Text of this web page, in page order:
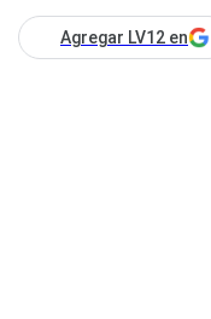
Agregar LV12 en